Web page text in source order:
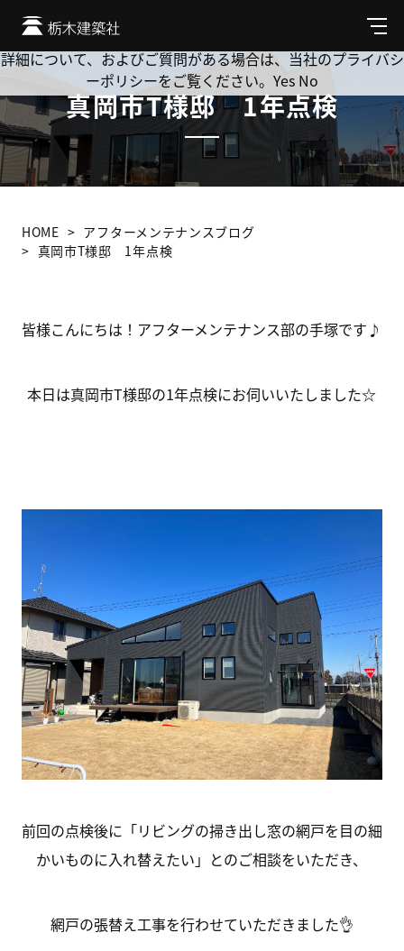
メ
ニ
ュ
真岡市T様邸 1年点検
HOME
アフターメンテナンスブログ
真岡市T様邸 1年点検
皆様こんにちは！アフターメンテナンス部の手塚です♪
本日は真岡市T様邸の1年点検にお伺いいたしました☆
前回の点検後に「リビングの掃き出し窓の網戸を目の細
かいものに入れ替えたい」とのご相談をいただき、
網戸の張替え工事を行わせていただきました👌
Cookie を使用して、お客様の活動を追跡してもよろしいです
か? 当社ではお客様のプライバシーを極めて重視しています。
詳細について、およびご質問がある場合は、当社のプライバシ
ーポリシーをご覧ください。 Yes No